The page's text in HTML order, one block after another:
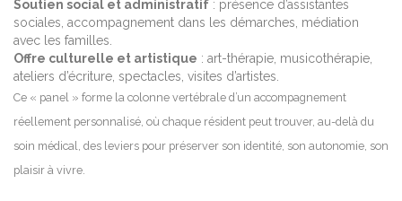
Soutien social et administratif : présence d’assistantes
sociales, accompagnement dans les démarches, médiation
avec les familles.
Offre culturelle et artistique : art-thérapie, musicothérapie,
ateliers d’écriture, spectacles, visites d’artistes.
Ce « panel » forme la colonne vertébrale d’un accompagnement
réellement personnalisé, où chaque résident peut trouver, au-delà du
soin médical, des leviers pour préserver son identité, son autonomie, son
plaisir à vivre.